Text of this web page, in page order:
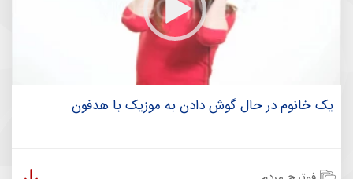
یک خانوم در حال گوش دادن به موزیک با هدفون